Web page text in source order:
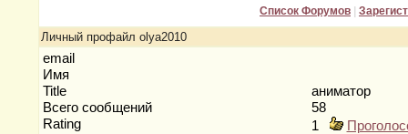
Список Форумов
Личный профайл olya2010
email
Имя
Title
аниматор
Всего сообщений
58
Rating
1